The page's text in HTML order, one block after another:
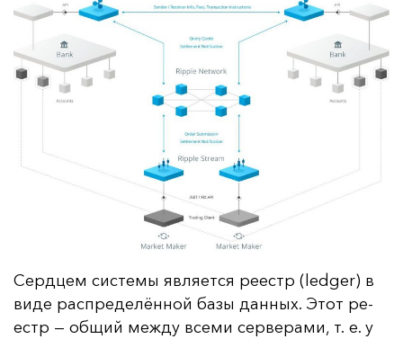
Сер­дцем сис­те­мы яв­ля­ет­ся ре­естр (ledger) в
ви­де рас­пре­де­лён­ной ба­зы дан­ных. Этот ре­
естр — об­щий меж­ду все­ми сер­ве­ра­ми, т. е. у